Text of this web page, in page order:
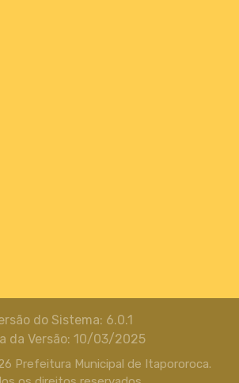
do Sistema: 6.0.1
da Versão: 10/03/2025
Prefeitura Municipal de Itapororoca.